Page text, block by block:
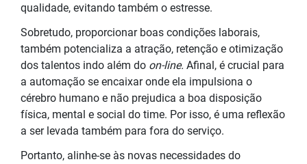
qualidade, evitando também o estresse.
Sobretudo, proporcionar boas condições laborais,
também potencializa a atração, retenção e otimização
dos talentos indo além do on-line. Afinal, é crucial para
a automação se encaixar onde ela impulsiona o
cérebro humano e não prejudica a boa disposição
física, mental e social do time. Por isso, é uma reflexão
a ser levada também para fora do serviço.
Portanto, alinhe-se às novas necessidades do